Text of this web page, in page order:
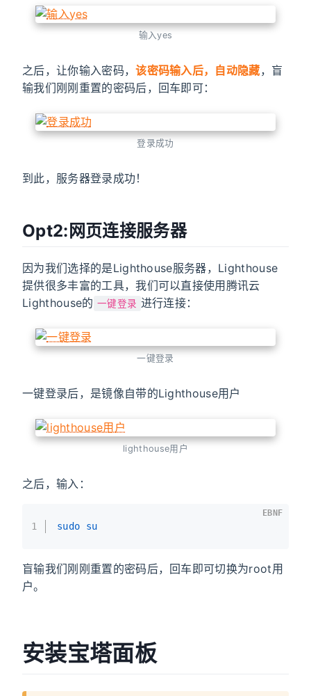
输入yes
之后，让你输入密码，该密码输入后，自动隐藏，盲
输我们刚刚重置的密码后，回车即可：
登录成功
到此，服务器登录成功！
Opt2:网页连接服务器
因为我们选择的是Lighthouse服务器，Lighthouse
提供很多丰富的工具，我们可以直接使用腾讯云
Lighthouse的 一键登录 进行连接：
一键登录
一键登录后，是镜像自带的Lighthouse用户
lighthouse用户
之后，输入：
1 sudo su
EBNF
盲输我们刚刚重置的密码后，回车即可切换为root用
户。
安装宝塔面板